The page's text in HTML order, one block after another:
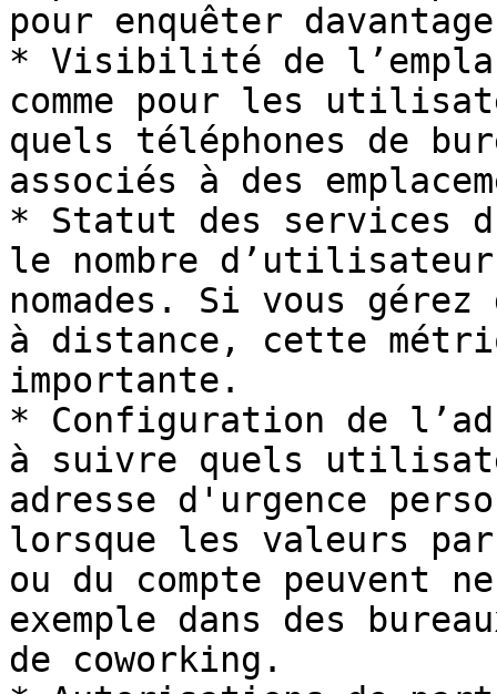
pour enquêter
* Visibilité de
comme pour les
quels téléphones de
associés à des
* Statut des services
le nombre
nomades. Si vous
à distance, cette
importante.
* Configuration de
à suivre quels
adresse d'urgence
lorsque les valeurs
ou du compte peuvent
exemple dans des
de coworking.